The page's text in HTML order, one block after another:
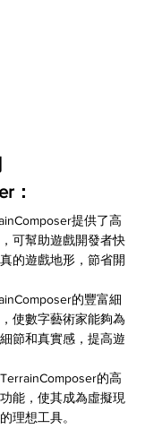
：
提供了高
可幫助遊戲開發者快
的遊戲地形，節省開
的豐富細
使數字藝術家能夠為
節和真實感，提高遊
的高
能，使其成為虛擬現
理想工具。